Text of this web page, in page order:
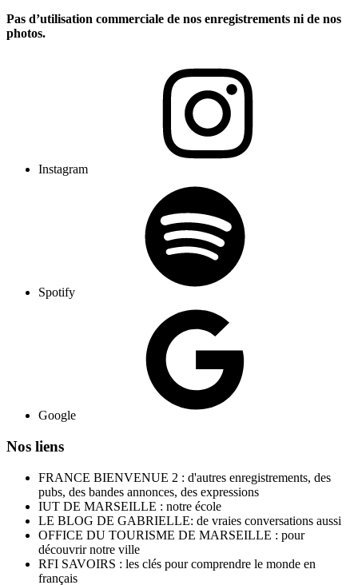
Pas d’utilisation commerciale de nos enregistrements ni de nos
photos.
Instagram
Spotify
Google
Nos liens
FRANCE BIENVENUE 2 : d'autres enregistrements, des
pubs, des bandes annonces, des expressions
IUT DE MARSEILLE : notre école
LE BLOG DE GABRIELLE: de vraies conversations aussi
OFFICE DU TOURISME DE MARSEILLE : pour
découvrir notre ville
RFI SAVOIRS : les clés pour comprendre le monde en
français